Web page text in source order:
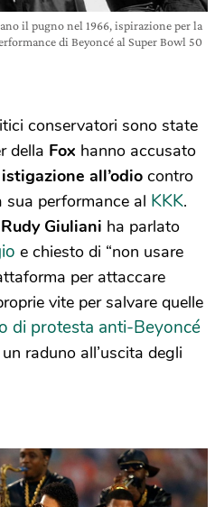
il pugno nel 1966, ispirazione per la
di Beyoncé al Super Bowl 50
conservatori sono state
della Fox hanno accusato
istigazione all’odio contro
sua performance al KKK.
Rudy Giuliani ha parlato
e chiesto di “non usare
per attaccare
vite per salvare quelle
di protesta anti-Beyoncé
raduno all’uscita degli